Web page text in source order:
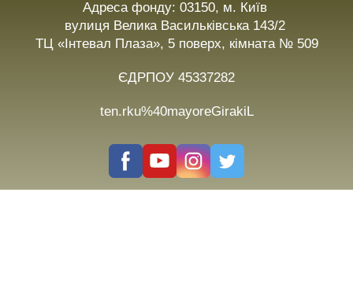
Адреса фонду: 03150, м. Київ
вулиця Велика Васильківська 143/2
ТЦ «Інтевал Плаза», 5 поверх, кімната № 509
ЄДРПОУ 45337282
ten.rku%40mayoreGirakiL